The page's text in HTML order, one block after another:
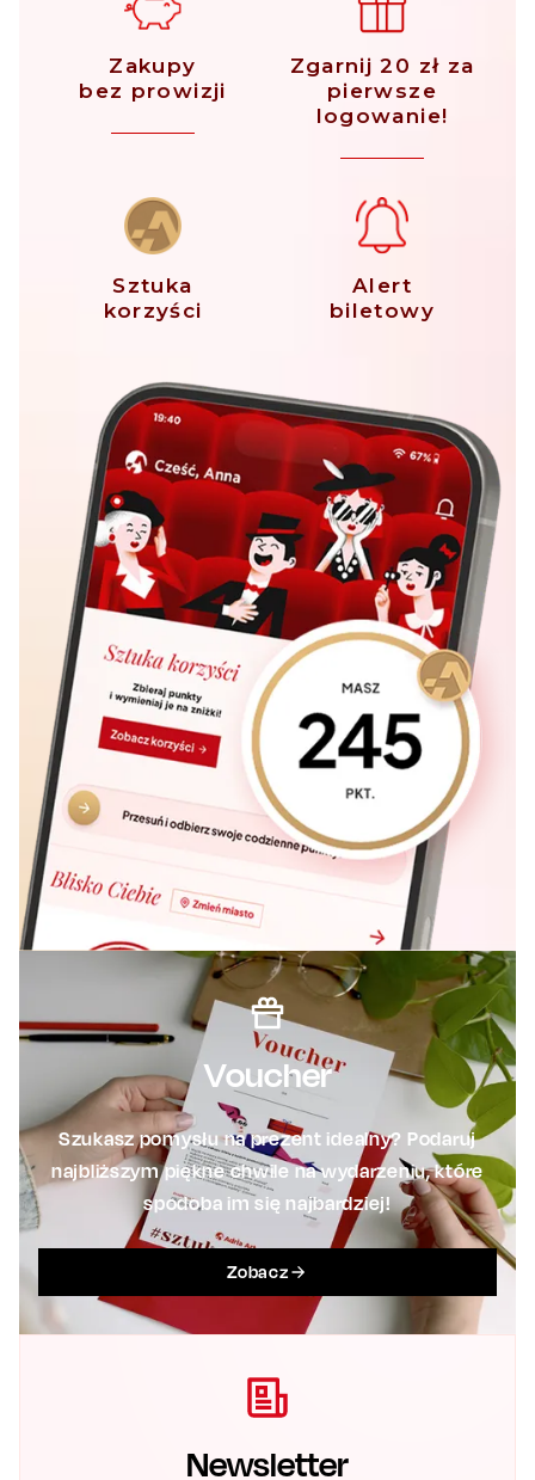
Zakupy
bez prowizji
Zgarnij 20 zł za
pierwsze
logowanie!
Sztuka
korzyści
Alert
biletowy
Voucher
Szukasz pomysłu na prezent idealny? Podaruj
najbliższym piękne chwile na wydarzeniu, które
spodoba im się najbardziej!
Zobacz
Newsletter